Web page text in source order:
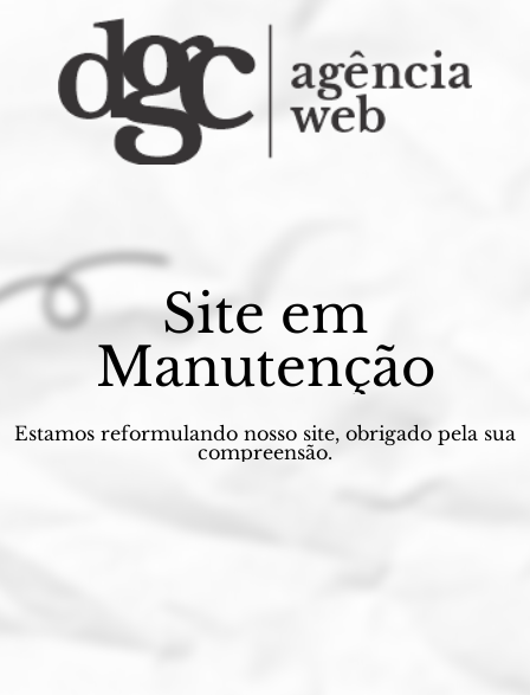
Site em
Manutenção
Estamos reformulando nosso site, obrigado pela sua
compreensão.